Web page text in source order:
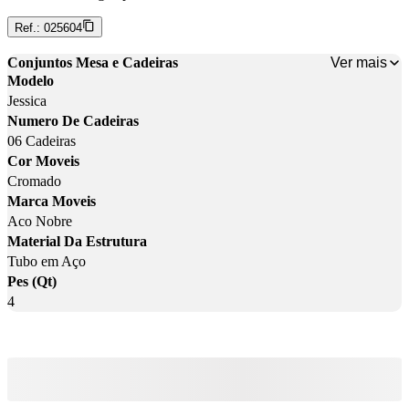
Ref.: 025604
Conjuntos Mesa e Cadeiras
Ver mais
Modelo
Jessica
Numero De Cadeiras
06 Cadeiras
Cor Moveis
Cromado
Marca Moveis
Aco Nobre
Material Da Estrutura
Tubo em Aço
Pes (Qt)
4